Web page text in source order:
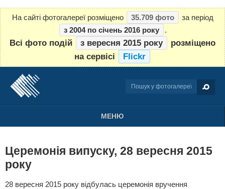
На сайті фотогалереї розміщено 35.709 фото
за період
з 2004 по січень 2016 року
.
Всі фото подій з вересня 2015 року
розміщено
на сервісі
Flickr
МЕНЮ
Церемонія випуску, 28 вересня 2015
року
28 вересня 2015 року відбулась церемонія вручення